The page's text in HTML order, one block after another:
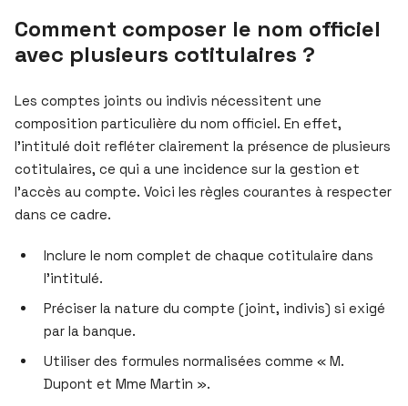
Comment composer le nom officiel
avec plusieurs cotitulaires ?
Les comptes joints ou indivis nécessitent une
composition particulière du nom officiel. En effet,
l’intitulé doit refléter clairement la présence de plusieurs
cotitulaires, ce qui a une incidence sur la gestion et
l’accès au compte. Voici les règles courantes à respecter
dans ce cadre.
Inclure le nom complet de chaque cotitulaire dans
l’intitulé.
Préciser la nature du compte (joint, indivis) si exigé
par la banque.
Utiliser des formules normalisées comme « M.
Dupont et Mme Martin ».